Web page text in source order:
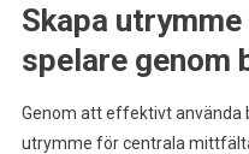
Skapa
spelare genom
Genom att effektivt använda
utrymme för centrala